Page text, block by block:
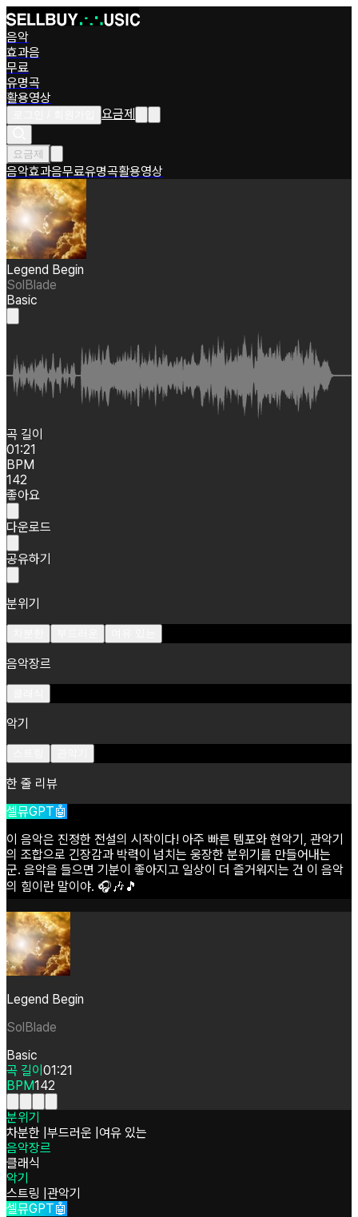
음악
효과음
무료
유명곡
활용영상
요금제
요금제
음악효과음무료유명곡활용영상
Legend Begin
SolBlade
Basic
곡 길이
01:21
BPM
142
좋아요
다운로드
공유하기
분위기
음악장르
악기
한 줄 리뷰
셀뮤GPT🤖
이 음악은 진정한 전설의 시작이다! 아주 빠른 템포와 현악기, 관악기
의 조합으로 긴장감과 박력이 넘치는 웅장한 분위기를 만들어내는
군. 음악을 들으면 기분이 좋아지고 일상이 더 즐거워지는 건 이 음악
의 힘이란 말이야. 🎧🎶🎵
Legend Begin
SolBlade
Basic
곡 길이 01:21
BPM142
분위기
차분한 부드러운 여유 있는
음악장르
클래식
악기
스트링 관악기
셀뮤GPT🤖